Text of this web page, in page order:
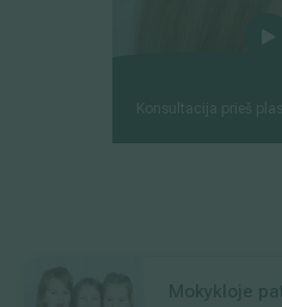
Konsultacija prieš
Mokykloje